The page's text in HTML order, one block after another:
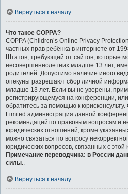
Вернуться к началу
Что такое COPPA?
COPPA (Children’s Online Privacy
частных прав ребёнка в интернете от
Штатов, требующий от сайтов, которые
несовершеннолетних младше 13 лет,
родителей. Допустимо наличие иного
опекуны разрешают сбор личной
младше 13 лет. Если вы не уверены,
регистрирующемуся на конференции,
обратитесь за помощью к
Limited администрация данной
рекомендаций по правовым вопросам и
юридических отношений, кроме
можно связаться по вопросу
юридических вопросов, связанных с
Примечание переводчика: в России
силы..
Вернуться к началу